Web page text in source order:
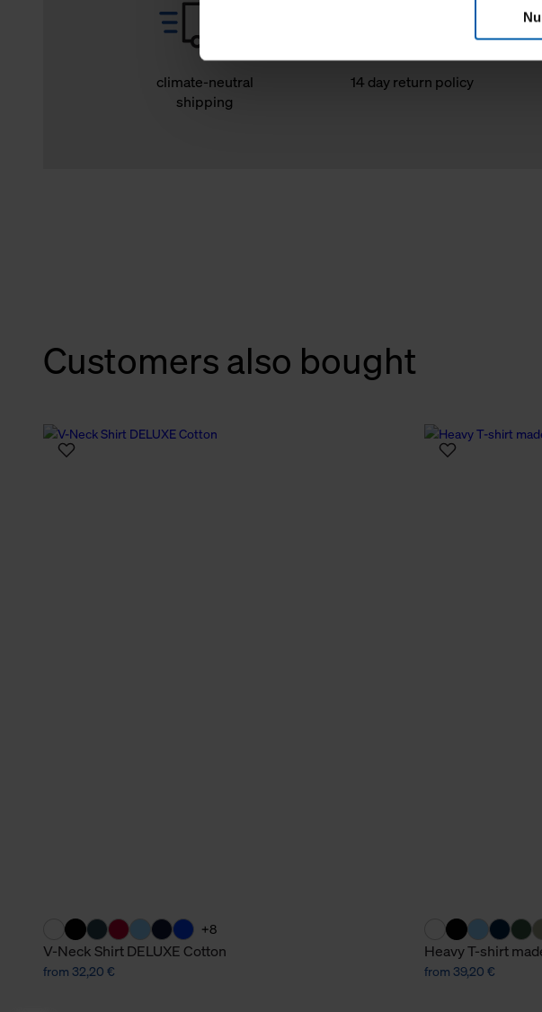
Klicken Sie auf "Alle erlauben", damit wir alle
verwenden dürfen. Über die jeweiligen
climate-neutral
shipping
14 day return policy
Customers also bought
+8
V-Neck Shirt DELUXE Cotton
from 32,20 €
Heavy T-shirt
from 39,20 €